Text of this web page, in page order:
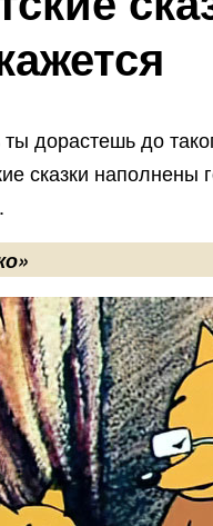
дорастешь до
сказки